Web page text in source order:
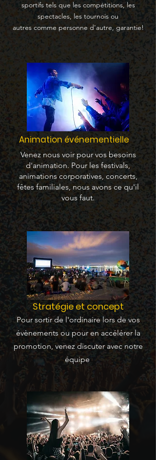
sportifs tels que les compétitions, les
spectacles, les tournois ou
autres comme personne d'autre, garantie!
Animation événementielle
Venez nous voir pour vos besoins
d'animation. Pour les festivals,
animations corporatives, concerts,
fêtes familiales, nous avons ce qu'il
vous faut.
Stratégie et concept
Pour sortir de l'ordinaire lors de vos
évènements ou pour en accélérer la
promotion, venez discuter avec notre
équipe